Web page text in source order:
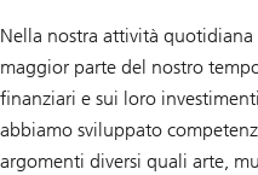
Nella nostra attività
maggior parte del nostro
finanziari e sui loro
abbiamo sviluppato
argomenti diversi quali arte,